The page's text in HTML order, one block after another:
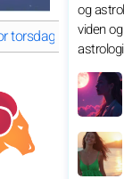
torsdag 9. juli 2026
og
viden